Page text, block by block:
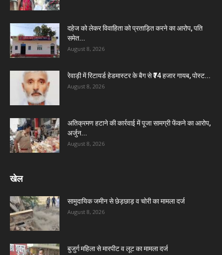
दहेज को लेकर विवाहिता को प्रताड़ित करने का आरोप, पति
समेत...
August 8, 2026
रेवाड़ी में रिटायर्ड हेडमास्टर के बैग से ₹74 हजार गायब, पोस्ट...
August 8, 2026
अतिक्रमण हटाने की कार्रवाई में पूजा सामग्री फेंकने का आरोप,
अर्जुन...
August 8, 2026
खेल
सामुदायिक जमीन से छेड़छाड़ व चोरी का मामला दर्ज
August 8, 2026
बुजुर्ग महिला से मारपीट व लूट का मामला दर्ज